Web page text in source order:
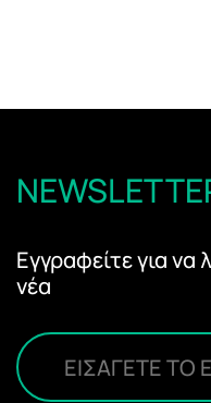
Εγγραφείτε για
νέα